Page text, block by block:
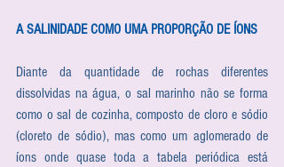
A SALINIDADE COMO UMA PROPORÇÃO DE ÍONS
Diante da quantidade de rochas diferentes
dissolvidas na água, o sal marinho não se forma
como o sal de cozinha, composto de cloro e sódio
(cloreto de sódio), mas como um aglomerado de
íons onde quase toda a tabela periódica está